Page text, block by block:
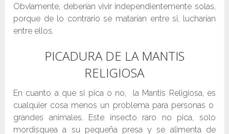
Obviamente, deberían vivir independientemente solas,
porque de lo contrario se matarían entre si, lucharían
entre ellos.
PICADURA DE LA MANTIS
RELIGIOSA
En cuanto a que si pica o no, la Mantis Religiosa, es
cualquier cosa menos un problema para personas o
grandes animales. Este insecto raro no pica, solo
mordisquea a su pequeña presa y se alimenta de